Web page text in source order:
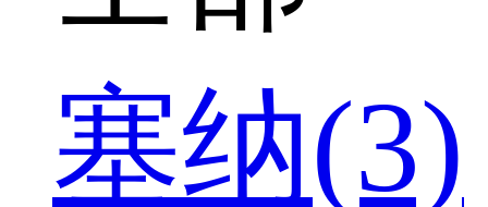
塞纳(3)